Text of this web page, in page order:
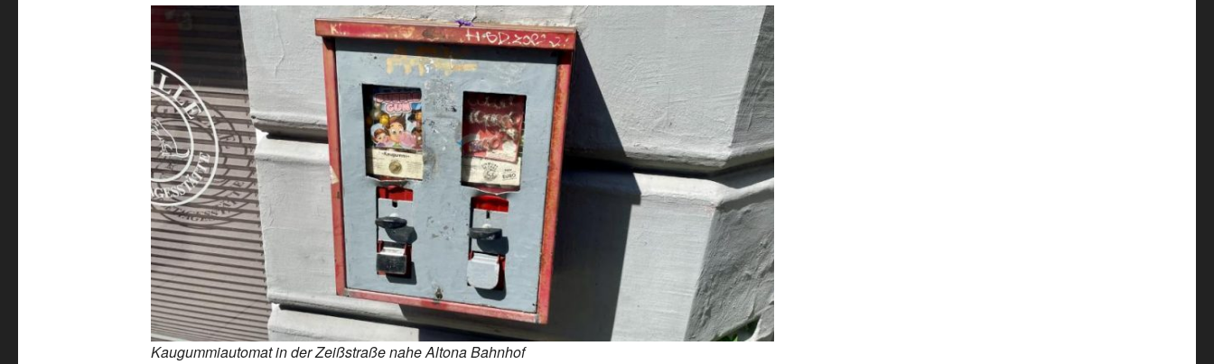
Kaugummiautomat in der Zeißstraße nahe Altona Bahnhof